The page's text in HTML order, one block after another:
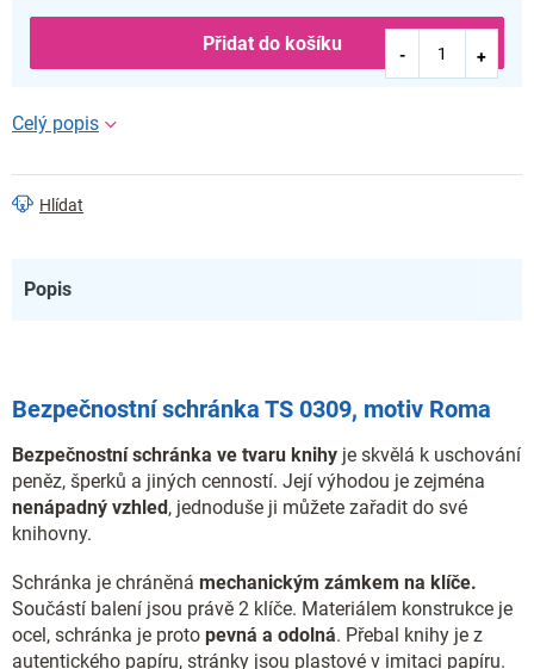
Přidat do košíku
Hlídat
Popis
Bezpečnostní schránka TS 0309, motiv Roma
Bezpečnostní schránka ve tvaru knihy je skvělá k uschování
peněz, šperků a jiných cenností. Její výhodou je zejména
nenápadný vzhled, jednoduše ji můžete zařadit do své
knihovny.
Schránka je chráněná mechanickým zámkem na klíče.
Součástí balení jsou právě 2 klíče. Materiálem konstrukce je
ocel, schránka je proto pevná a odolná. Přebal knihy je z
autentického papíru, stránky jsou plastové v imitaci papíru.